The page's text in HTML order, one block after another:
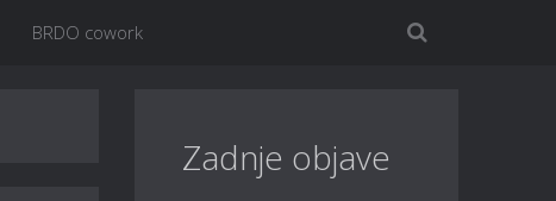
BRDO cowork
Zadnje objave